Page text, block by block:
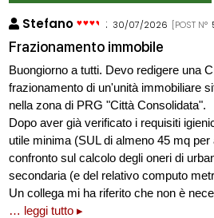
Stefano : 30/07/2026 [POST N°
Frazionamento immobile
Buongiorno a tutti. Devo redigere una
frazionamento di un'unità immobiliare
nella zona di PRG "Città Consolidata".
Dopo aver già verificato i requisiti
utile minima (SUL di almeno 45 mq
confronto sul calcolo degli oneri di
secondaria (e del relativo computo
Un collega mi ha riferito che non è
… leggi tutto ▸